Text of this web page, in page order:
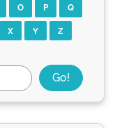
O P
Q
X Y Z